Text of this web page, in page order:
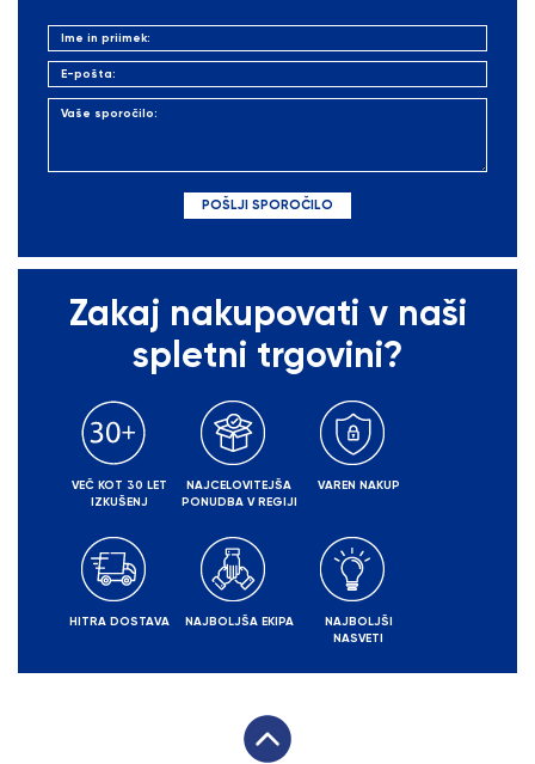
Zakaj nakupovati v naši
spletni trgovini?
VEČ KOT 30 LET
IZKUŠENJ
NAJCELOVITEJŠA
PONUDBA V REGIJI
VAREN NAKUP
HITRA DOSTAVA NAJBOLJŠA EKIPA
NAJBOLJŠI
NASVETI